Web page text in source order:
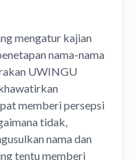
mengatur kajian
nama-nama
UWINGU
memberi persepsi
tidak,
nama dan
tentu memberi